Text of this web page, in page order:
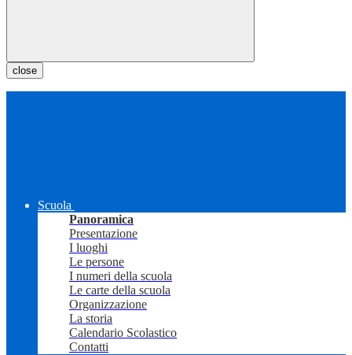
close
Scuola
Panoramica
Presentazione
I luoghi
Le persone
I numeri della scuola
Le carte della scuola
Organizzazione
La storia
Calendario Scolastico
Contatti